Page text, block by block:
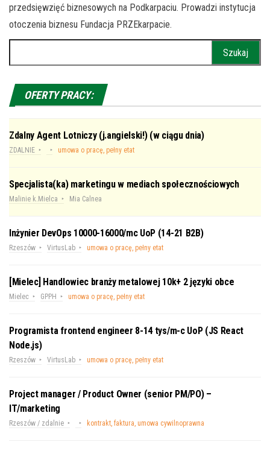
przedsięwzięć biznesowych na Podkarpaciu. Prowadzi instytucja
otoczenia biznesu Fundacja PRZEkarpacie.
OFERTY PRACY:
Zdalny Agent Lotniczy (j.angielski!) (w ciągu dnia)
ZDALNIE umowa o pracę, pełny etat
Specjalista(ka) marketingu w mediach społecznościowych
Malinie k.Mielca Mia Calnea
Inżynier DevOps 10000-16000/mc UoP (14-21 B2B)
Rzeszów VirtusLab umowa o pracę, pełny etat
[Mielec] Handlowiec branży metalowej 10k+ 2 języki obce
Mielec GPPH umowa o pracę, pełny etat
Programista frontend engineer 8-14 tys/m-c UoP (JS React
Node.js)
Rzeszów VirtusLab umowa o pracę, pełny etat
Project manager / Product Owner (senior PM/PO) –
IT/marketing
Rzeszów / zdalnie kontrakt, faktura, umowa cywilnoprawna